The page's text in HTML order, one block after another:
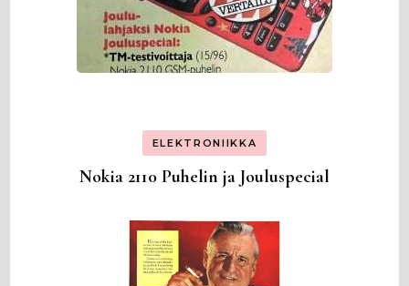
ELEKTRONIIKKA
Nokia 2110 Puhelin ja Jouluspecial